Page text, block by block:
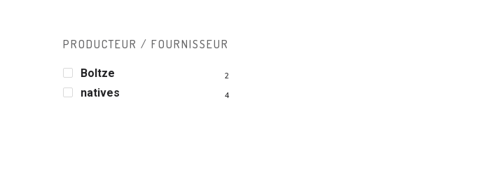
PRODUCTEUR / FOURNISSEUR
Boltze 2
natives 4